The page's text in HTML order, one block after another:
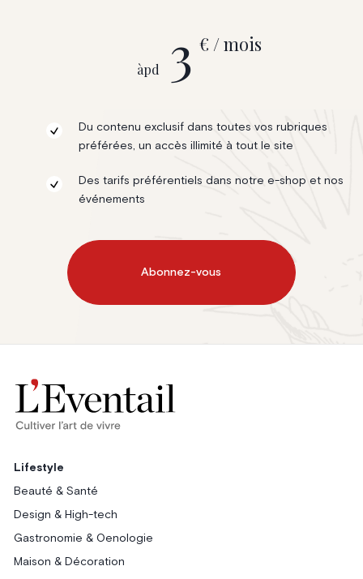
àpd 3 € / mois
Du contenu exclusif dans toutes vos rubriques
préférées, un accès illimité à tout le site
Des tarifs préférentiels dans notre e-shop et nos
événements
Abonnez-vous
Lifestyle
Beauté & Santé
Design & High-tech
Gastronomie & Oenologie
Maison & Décoration